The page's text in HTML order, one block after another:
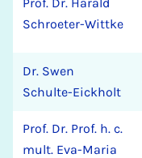
Schroeter-Wittke
Dr. Swen
Schulte-Eickholt
Prof. Dr. Prof. h. c.
mult. Eva-Maria